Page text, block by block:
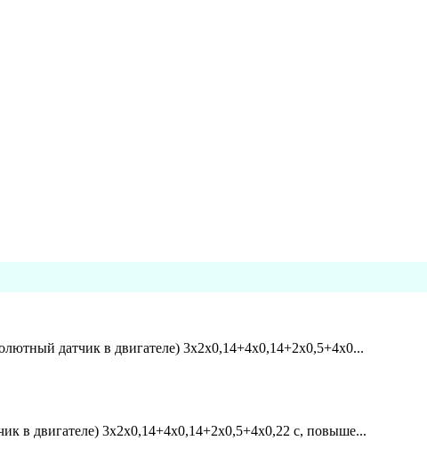
датчик в двигателе) 3x2x0,14+4x0,14+2x0,5+4x0...
в двигателе) 3x2x0,14+4x0,14+2x0,5+4x0,22 c, повыше...